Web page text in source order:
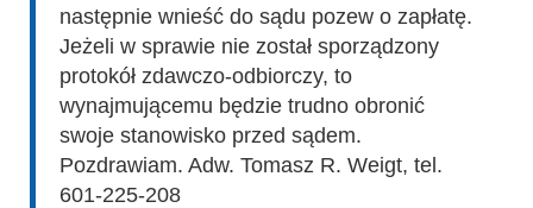
następnie wnieść do sądu pozew o zapłatę.
Jeżeli w sprawie nie został sporządzony
protokół zdawczo-odbiorczy, to
wynajmującemu będzie trudno obronić
swoje stanowisko przed sądem.
Pozdrawiam. Adw. Tomasz R. Weigt, tel.
601-225-208